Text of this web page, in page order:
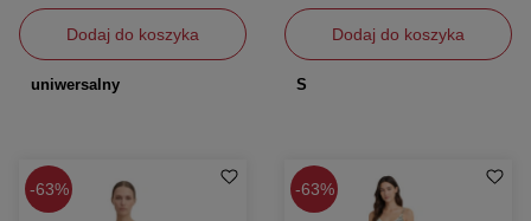
Dodaj do koszyka
uniwersalny
Dodaj do koszyka
S
63% 63%